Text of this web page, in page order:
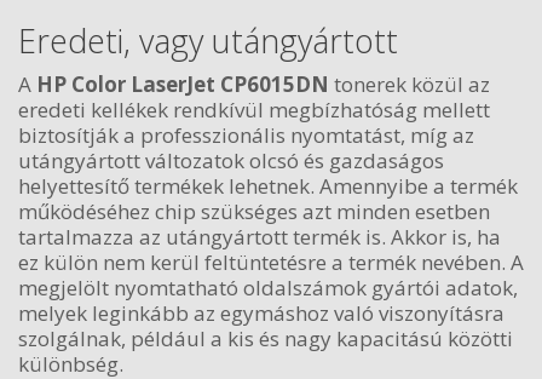
Eredeti, vagy utángyártott
A HP Color LaserJet CP6015DN tonerek közül az
eredeti kellékek rendkívül megbízhatóság mellett
biztosítják a professzionális nyomtatást, míg az
utángyártott változatok olcsó és gazdaságos
helyettesítő termékek lehetnek. Amennyibe a termék
működéséhez chip szükséges azt minden esetben
tartalmazza az utángyártott termék is. Akkor is, ha
ez külön nem kerül feltüntetésre a termék nevében. A
megjelölt nyomtatható oldalszámok gyártói adatok,
melyek leginkább az egymáshoz való viszonyításra
szolgálnak, például a kis és nagy kapacitású közötti
különbség.